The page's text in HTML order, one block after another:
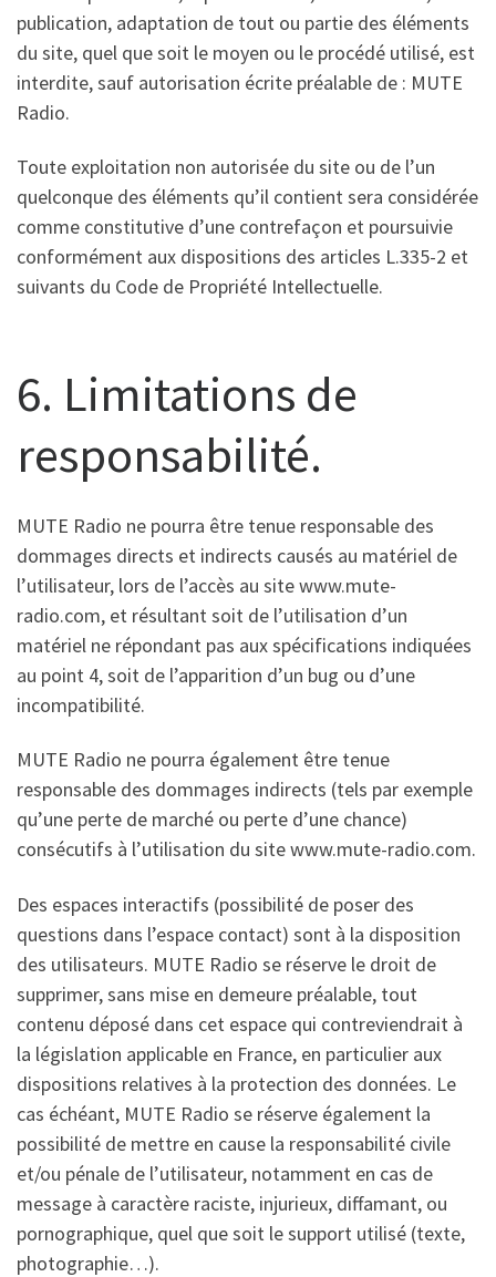
publication, adaptation de tout ou partie des éléments
du site, quel que soit le moyen ou le procédé utilisé, est
interdite, sauf autorisation écrite préalable de : MUTE
Radio.
Toute exploitation non autorisée du site ou de l’un
quelconque des éléments qu’il contient sera considérée
comme constitutive d’une contrefaçon et poursuivie
conformément aux dispositions des articles L.335-2 et
suivants du Code de Propriété Intellectuelle.
6. Limitations de
responsabilité.
MUTE Radio ne pourra être tenue responsable des
dommages directs et indirects causés au matériel de
l’utilisateur, lors de l’accès au site www.mute-
radio.com, et résultant soit de l’utilisation d’un
matériel ne répondant pas aux spécifications indiquées
au point 4, soit de l’apparition d’un bug ou d’une
incompatibilité.
MUTE Radio ne pourra également être tenue
responsable des dommages indirects (tels par exemple
qu’une perte de marché ou perte d’une chance)
consécutifs à l’utilisation du site www.mute-radio.com.
Des espaces interactifs (possibilité de poser des
questions dans l’espace contact) sont à la disposition
des utilisateurs. MUTE Radio se réserve le droit de
supprimer, sans mise en demeure préalable, tout
contenu déposé dans cet espace qui contreviendrait à
la législation applicable en France, en particulier aux
dispositions relatives à la protection des données. Le
cas échéant, MUTE Radio se réserve également la
possibilité de mettre en cause la responsabilité civile
et/ou pénale de l’utilisateur, notamment en cas de
message à caractère raciste, injurieux, diffamant, ou
pornographique, quel que soit le support utilisé (texte,
photographie…).